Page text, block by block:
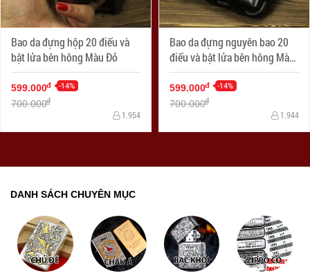
Bao da đựng hộp 20 điếu và
bật lửa bên hông Màu Đỏ
599.000đ -14%
700.000đ
1.954
Bao da đựng nguyên bao 20
điếu và bật lửa bên hông Màu
Đen
599.000đ -14%
700.000đ
1.944
DANH SÁCH CHUYÊN MỤC